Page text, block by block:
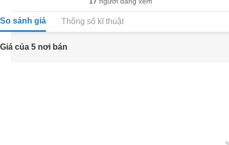
So sánh giá Thông số kĩ thuật
Giá của 5 nơi bán